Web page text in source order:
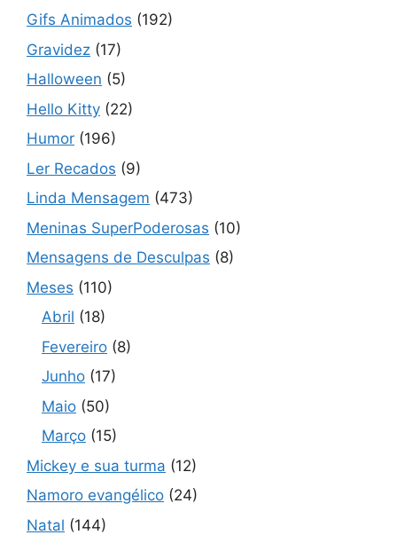
Gifs Animados (192)
Gravidez (17)
Halloween (5)
Hello Kitty (22)
Humor (196)
Ler Recados (9)
Linda Mensagem (473)
Meninas SuperPoderosas (10)
Mensagens de Desculpas (8)
Meses (110)
Abril (18)
Fevereiro (8)
Junho (17)
Maio (50)
Março (15)
Mickey e sua turma (12)
Namoro evangélico (24)
Natal (144)